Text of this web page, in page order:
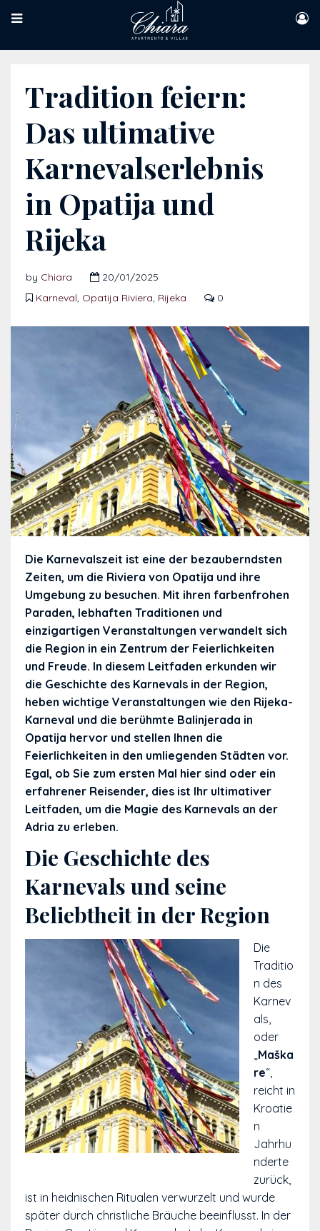
Tradition feiern:
Das ultimative
Karnevalserlebnis
in Opatija und
Rijeka
by Chiara
20/01/2025
Karneval, Opatija Riviera, Rijeka 0
Die Karnevalszeit ist eine der bezauberndsten
Zeiten, um die Riviera von Opatija und ihre
Umgebung zu besuchen. Mit ihren farbenfrohen
Paraden, lebhaften Traditionen und
einzigartigen Veranstaltungen verwandelt sich
die Region in ein Zentrum der Feierlichkeiten
und Freude. In diesem Leitfaden erkunden wir
die Geschichte des Karnevals in der Region,
heben wichtige Veranstaltungen wie den Rijeka-
Karneval und die berühmte Balinjerada in
Opatija hervor und stellen Ihnen die
Feierlichkeiten in den umliegenden Städten vor.
Egal, ob Sie zum ersten Mal hier sind oder ein
erfahrener Reisender, dies ist Ihr ultimativer
Leitfaden, um die Magie des Karnevals an der
Adria zu erleben.
Die Geschichte des
Karnevals und seine
Beliebtheit in der Region
Die
Traditio
n des
Karnev
als,
oder
„Maška
re“,
reicht in
Kroatie
n
Jahrhu
nderte
zurück,
ist in heidnischen Ritualen verwurzelt und wurde
später durch christliche Bräuche beeinflusst. In der